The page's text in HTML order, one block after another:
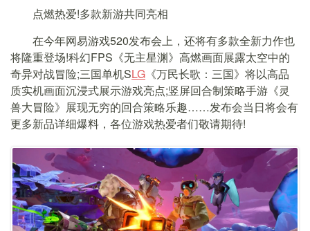
点燃热爱!多款新游共同亮相
在今年网易游戏520发布会上，还将有多款全新力作也
将隆重登场!科幻FPS《无主星渊》高燃画面展露太空中的
奇异对战冒险;三国单机SLG 《万民长歌：三国》将以高品
质实机画面沉浸式展示游戏亮点;竖屏回合制策略手游《灵
兽大冒险》展现无穷的回合策略乐趣……发布会当日将会有
更多新品详细爆料，各位游戏热爱者们敬请期待!